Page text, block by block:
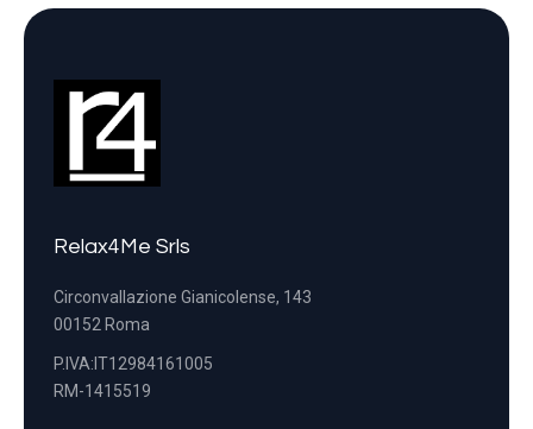
Relax4Me Srls
Circonvallazione Gianicolense, 143
00152 Roma
P.IVA:IT12984161005
RM-1415519